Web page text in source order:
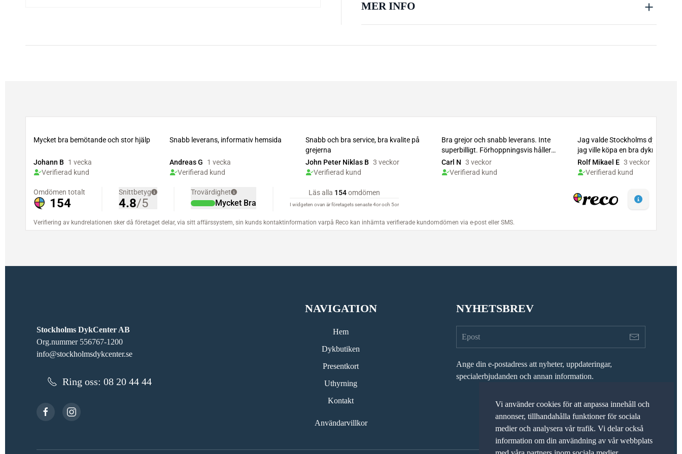
Vi använder cookies för att anpassa innehåll och
annonser, tillhandahålla funktioner för sociala
medier och analysera vår trafik. Vi delar också
information om din användning av vår webbplats
MER INFO
Stockholms DykCenter AB
Org.nummer 556767-1200
info@stockholmsdykcenter.se
Ring oss: 08 20 44 44
NAVIGATION
Hem
Dykbutiken
Presentkort
Uthyrning
Kontakt
Användarvillkor
NYHETSBREV
Ange din e-postadress att nyheter, uppdateringar,
specialerbjudanden och annan information.